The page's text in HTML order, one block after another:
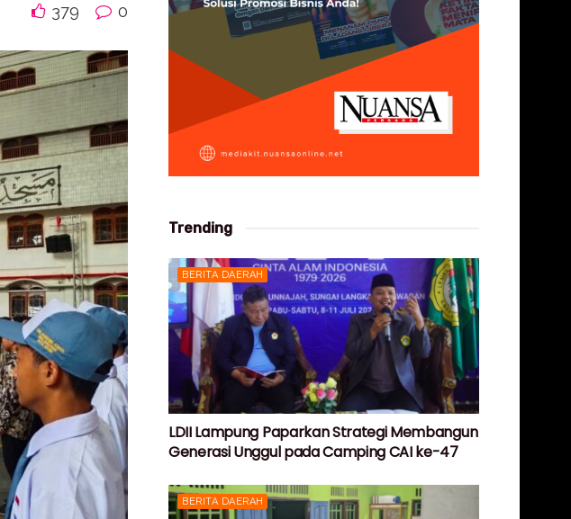
379 0
Trending
BERITA DAERAH
LDII Lampung Paparkan Strategi Membangun
Generasi Unggul pada Camping CAI ke-47
BERITA DAERAH